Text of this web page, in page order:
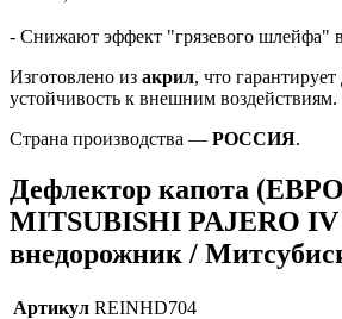
- Снижают эффект "грязевого шлейфа"
Изготовлено из акрил, что
устойчивость к внешним воздействиям.
Страна производства — РОССИЯ.
Дефлектор капота
MITSUBISHI PAJERO IV
внедорожник /
Артикул REINHD704